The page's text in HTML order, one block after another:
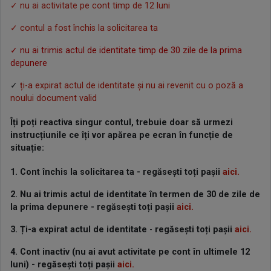
✓ nu ai activitate pe cont timp de 12 luni
✓ contul a fost închis la solicitarea ta
✓ nu ai trimis actul de identitate timp de 30 zile de la prima
depunere
✓ ți-a expirat actul de identitate și nu ai revenit cu o poză a
noului document valid
Îți poți reactiva singur contul, trebuie doar să urmezi
instrucțiunile ce îți vor apărea pe ecran în funcție de
situație:
1. Cont închis la solicitarea ta - regăsești toți pașii aici.
2. Nu ai trimis actul de identitate în termen de 30 de zile de
la prima depunere - regăsești toți pașii aici.
3. Ți-a expirat actul de identitate - regăsești toți pașii aici.
4. Cont inactiv (nu ai avut activitate pe cont în ultimele 12
luni) - regăsești toți pașii aici.